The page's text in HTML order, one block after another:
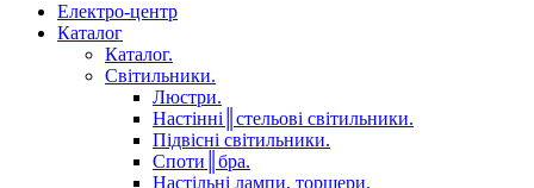
Електро-центр
Каталог
Каталог.
Світильники.
Люстри.
Настінні║стельові світильники.
Підвісні світильники.
Споти║бра.
Настільні лампи, торшери.